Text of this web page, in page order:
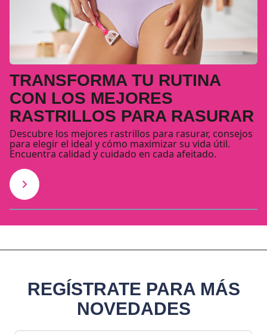
TRANSFORMA TU RUTINA
CON LOS MEJORES
RASTRILLOS PARA RASURAR
Descubre los mejores rastrillos para rasurar, consejos
para elegir el ideal y cómo maximizar su vida útil.
Encuentra calidad y cuidado en cada afeitado.
REGÍSTRATE PARA MÁS
NOVEDADES